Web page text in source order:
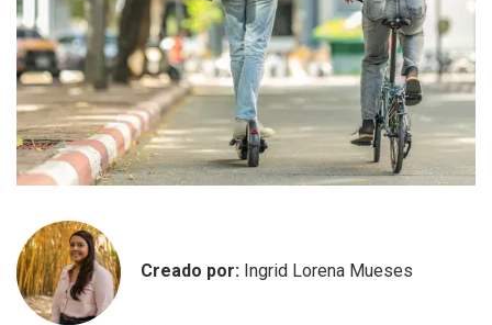
Creado por: Ingrid Lorena Mueses